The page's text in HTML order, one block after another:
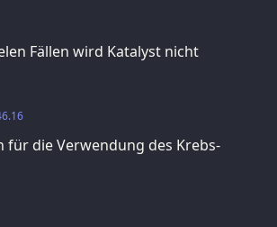
Fällen wird Katalyst nicht
für die Verwendung des Krebs-